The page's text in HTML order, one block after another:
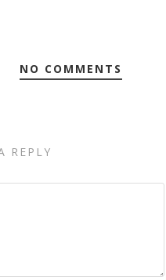
NO COMMENTS
REPLY